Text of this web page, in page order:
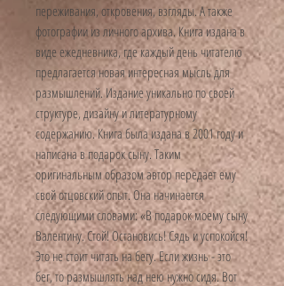
переживания, откровения, взгляды. А также
фотографии из личного архива. Книга издана в
виде ежедневника, где каждый день читателю
предлагается новая интересная мысль для
размышлений. Издание уникально по своей
структуре, дизайну и литературному
содержанию. Книга была издана в 2001 году и
написана в подарок сыну. Таким
оригинальным образом автор передает ему
свой отцовский опыт. Она начинается
следующими словами: «В подарок моему сыну
Валентину. Стой! Остановись! Сядь и успокойся!
Это не стоит читать на бегу. Если жизнь - это
бег, то размышлять над нею нужно сидя. Вот